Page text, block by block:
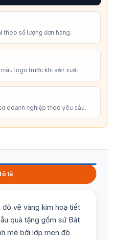
theo số lượng đơn hàng.
logo trước khi sản xuất.
doanh nghiệp theo yêu cầu.
tả
vẽ vàng kim hoạ tiết
quà tặng gốm sứ Bát
mẽ bởi lớp men đỏ